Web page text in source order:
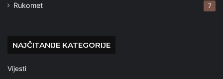
Rukomet 7
NAJČITANIJE KATEGORIJE
Vijesti